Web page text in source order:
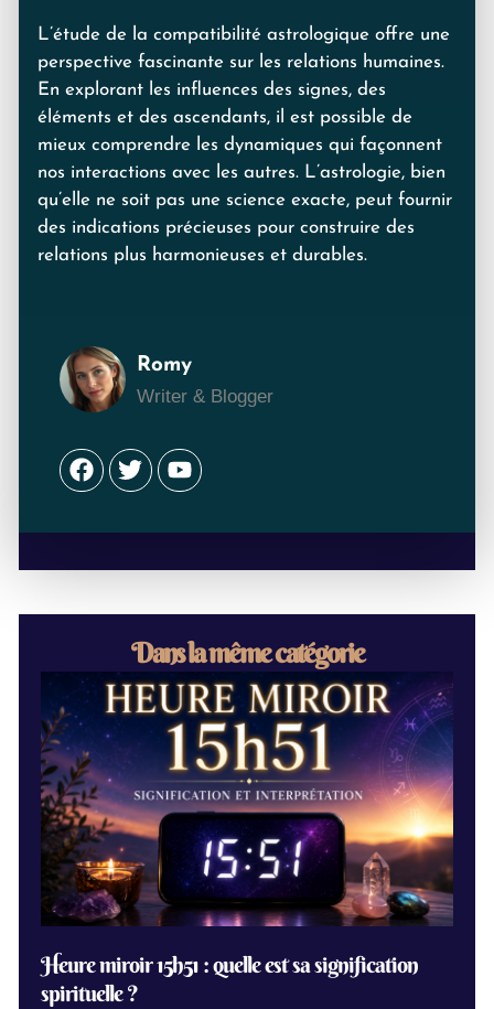
L’étude de la compatibilité astrologique offre une
perspective fascinante sur les relations humaines.
En explorant les influences des signes, des
éléments et des ascendants, il est possible de
mieux comprendre les dynamiques qui façonnent
nos interactions avec les autres. L’astrologie, bien
qu’elle ne soit pas une science exacte, peut fournir
des indications précieuses pour construire des
relations plus harmonieuses et durables.
Romy
Writer & Blogger
Facebook
TwitterYoutube
Dans la même catégorie
Heure miroir 15h51 : quelle est sa signification
spirituelle ?